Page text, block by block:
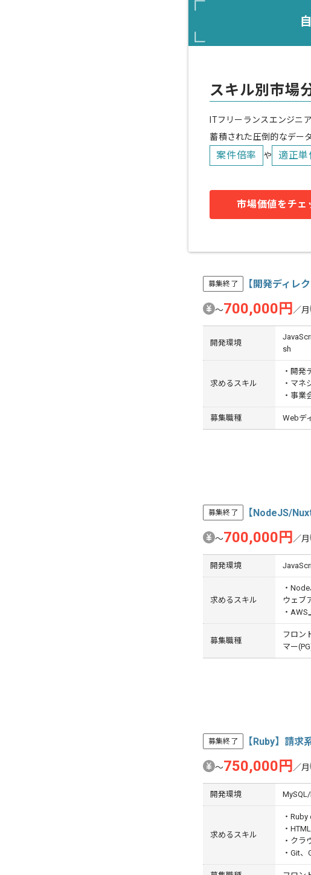
スキル別市場
ITフリーランスエンジニ
蓄積された圧倒的なデー
案件倍率 や 適正単
市場価値をチェ
募集終了 【開発ディレ
〜700,000円 ／月
開発環境
sh
求めるスキル
・開発
・マネ
・事業
募集職種 Webデ
募集終了 【NodeJS/
〜700,000円 ／月
開発環境
求めるスキル
・
ウェブ
・
募集職種
フロン
マー
募集終了 【Ruby】請
〜750,000円 ／月
開発環境
求めるスキル
・
・
・クラ
・Git